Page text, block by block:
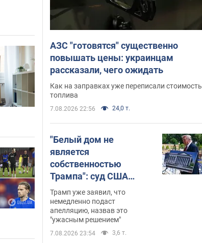
АЗС "готовятся" существенно
повышать цены: украинцам
рассказали, чего ожидать
Как на заправках уже переписали стоимость
топлива
7.08.2026 22:56 24,0 т.
"Белый дом не
является
собственностью
Трампа": суд США
приостановил
строительство
бального зала
стоимостью 400 млн
долларов
Трамп уже заявил, что
немедленно подаст
апелляцию, назвав это
"ужасным решением"
7.08.2026 23:54 3,6 т.